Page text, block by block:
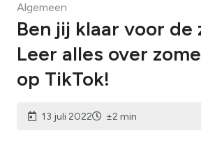
Algemeen
Ben jij klaar voor de
Leer alles over
op TikTok!
13 juli 2022 ±2 min